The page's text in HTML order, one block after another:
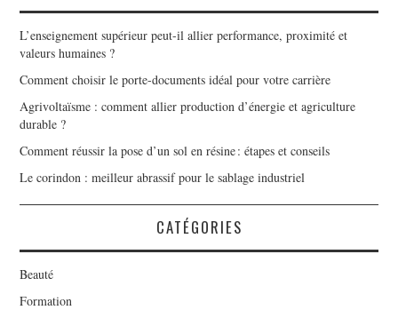
L’enseignement supérieur peut-il allier performance, proximité et
valeurs humaines ?
Comment choisir le porte-documents idéal pour votre carrière
Agrivoltaïsme : comment allier production d’énergie et agriculture
durable ?
Comment réussir la pose d’un sol en résine : étapes et conseils
Le corindon : meilleur abrassif pour le sablage industriel
CATÉGORIES
Beauté
Formation